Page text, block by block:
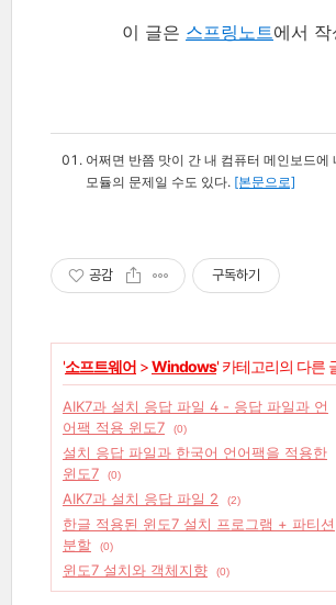
이 글은 스프링노트에서
어쩌면 반쯤 맛이 간 내 컴퓨터 메인보드에
모듈의 문제일 수도 있다. [본문으로]
공감 구독하기
'소프트웨어 >Windows' 카테고리의 다른
AIK7과 설치 응답 파일 4 - 응답 파일과 언
어팩 적용 윈도7
(0)
설치 응답 파일과 한국어 언어팩을 적용한
윈도7
(0)
AIK7과 설치 응답 파일 2
(2)
한글 적용된 윈도7 설치 프로그램 + 파티션
분할
(0)
윈도7 설치와 객체지향
(0)